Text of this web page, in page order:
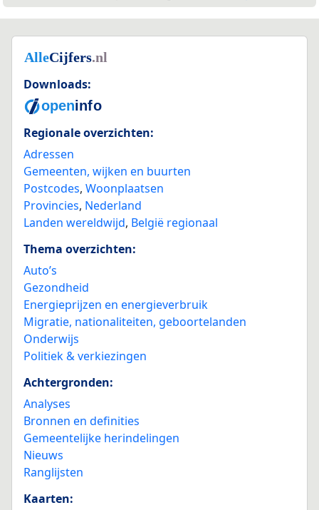
Downloads:
Regionale overzichten:
Adressen
Gemeenten, wijken en buurten
Postcodes, Woonplaatsen
Provincies, Nederland
Landen wereldwijd, België regionaal
Thema overzichten:
Auto’s
Gezondheid
Energieprijzen en energieverbruik
Migratie, nationaliteiten, geboortelanden
Onderwijs
Politiek & verkiezingen
Achtergronden:
Analyses
Bronnen en definities
Gemeentelijke herindelingen
Nieuws
Ranglijsten
Kaarten: